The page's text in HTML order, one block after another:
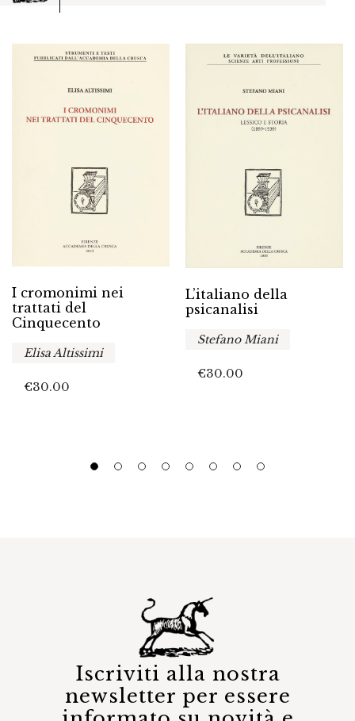
I cromonimi nei
trattati del
Cinquecento
Elisa Altissimi
€30.00
L’italiano della
psicanalisi
Stefano Miani
€30.00
Iscriviti alla nostra
newsletter per essere